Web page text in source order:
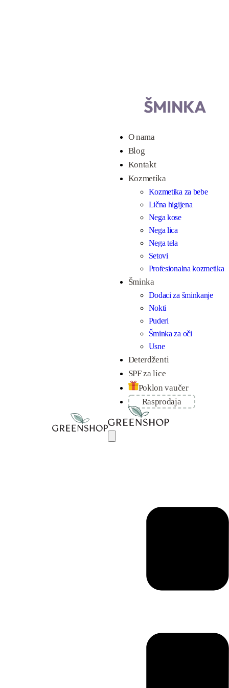
ŠMINKA
O nama
Blog
Kontakt
Kozmetika
Kozmetika za bebe
Lična higijena
Nega kose
Nega lica
Nega tela
Setovi
Profesionalna kozmetika
Šminka
Dodaci za šminkanje
Nokti
Puderi
Šminka za oči
Usne
Deterdženti
SPF za lice
Poklon vaučer
Rasprodaja